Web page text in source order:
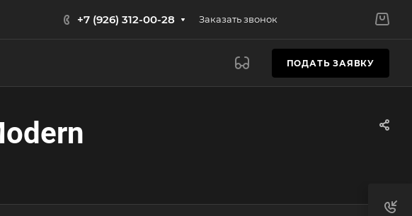
+7 (926) 312-00-28 Заказать звонок
ПОДАТЬ ЗАЯВКУ